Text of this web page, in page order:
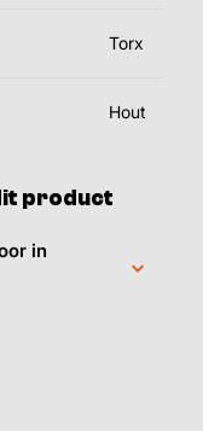
Torx
Hout
product
in